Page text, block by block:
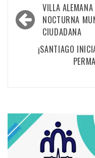
VILLA
NOCTURNA
CIUDADANA
¡SANTIAGO